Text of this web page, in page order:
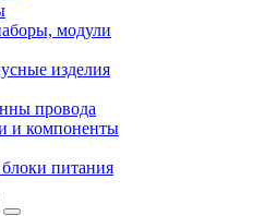
модули
изделия
провода
и компоненты
питания